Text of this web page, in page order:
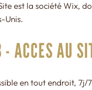
est la société Wix,
Unis.
ACCES AU
en tout endroit,